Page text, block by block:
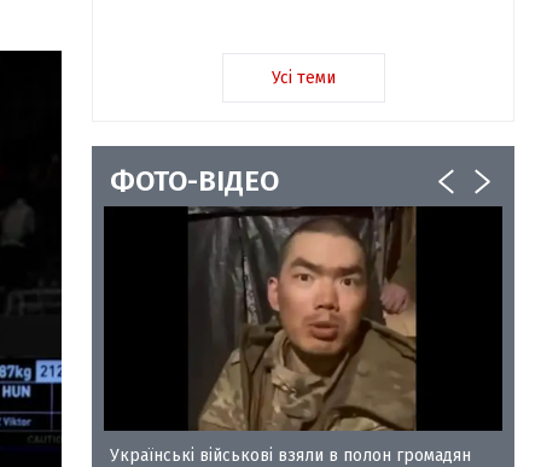
Усі теми
ФОТО-ВІДЕО
35
Українські військові взяли в полон громадян